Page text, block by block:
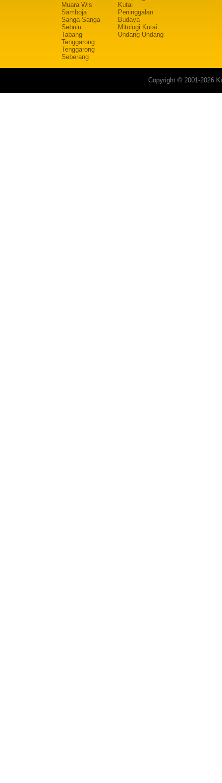
Muara Wis
Samboja
Sanga-Sanga
Sebulu
Tabang
Tenggarong
Tenggarong
Seberang
Kutai
Peninggalan
Budaya
Mitologi Kutai
Undang Undang
Copyright © 2001-2026